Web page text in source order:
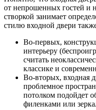
от непрошенных гостей и
створкой занимает
стилю входной двери
Во-первых,
интерьеру
считать
классике и
Во-вторых, входная
проблемное
потолком подойдет
филенками или